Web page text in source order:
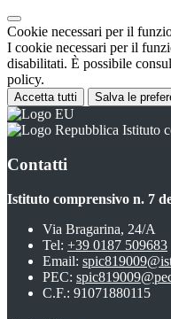
Cookie necessari per il
I cookie necessari per il
disabilitati. È possibile
policy.
Accetta tutti Salva le
Istituto
Contatti
Istituto comprensivo n. 7
Via Bragarina, 24/A
Tel: +39 0187 509683
Email:
PEC:
C.F.: 91071880115